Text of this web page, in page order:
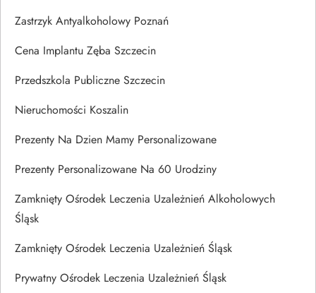
Zastrzyk Antyalkoholowy Poznań
Cena Implantu Zęba Szczecin
Przedszkola Publiczne Szczecin
Nieruchomości Koszalin
Prezenty Na Dzien Mamy Personalizowane
Prezenty Personalizowane Na 60 Urodziny
Zamknięty Ośrodek Leczenia Uzależnień Alkoholowych
Śląsk
Zamknięty Ośrodek Leczenia Uzależnień Śląsk
Prywatny Ośrodek Leczenia Uzależnień Śląsk